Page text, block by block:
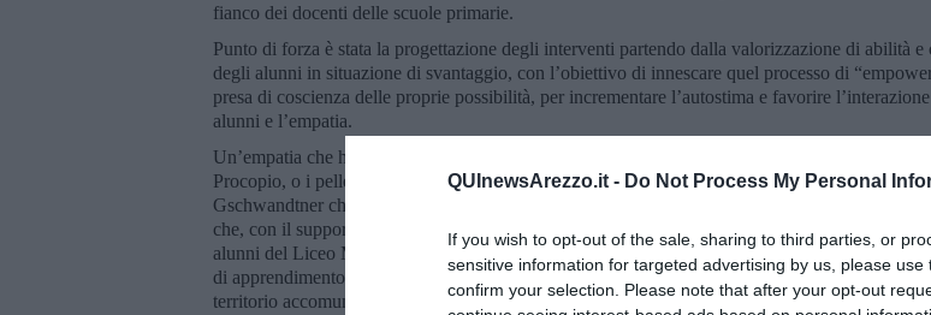
QUInewsArezzo.it - Do Not Process My Personal
If you wish to opt-out of the sale, sharing to third parties, or
sensitive information for targeted advertising by us, please
confirm your selection. Please note that after your opt-out
fianco dei docenti delle scuole primarie.
Punto di forza è stata la progettazione degli interventi partendo dalla valorizzazione di abilità e
degli alunni in situazione di svantaggio, con l’obiettivo di innescare quel processo di
presa di coscienza delle proprie possibilità, per incrementare l’autostima e favorire
alunni e l’empatia.
Un’empatia che ha coinvolto chi ha condiviso la strada tortuosa che ha portato – come Crispino
Procopio, o i pellegrini lungo l’antica Via dei Romei – alla meta di questo spettacolo: Perditha
Gschwandtner che ha fatto conoscere la musica composta da Ambrogio Sparagna, Alessandro
che, con il supporto dei colleghi del Liceo, ha curato la trascrizione e l’adattamento, ma
alunni del Liceo Musicale che con grande impegno e serietà hanno lavorato a questo progetto.
di apprendimento fra pari, una bella collaborazione fra istituti scolastici diversi e realtà
territorio accomunate dal riconoscere alla musica e all’attività teatrale un forte valore culturale,